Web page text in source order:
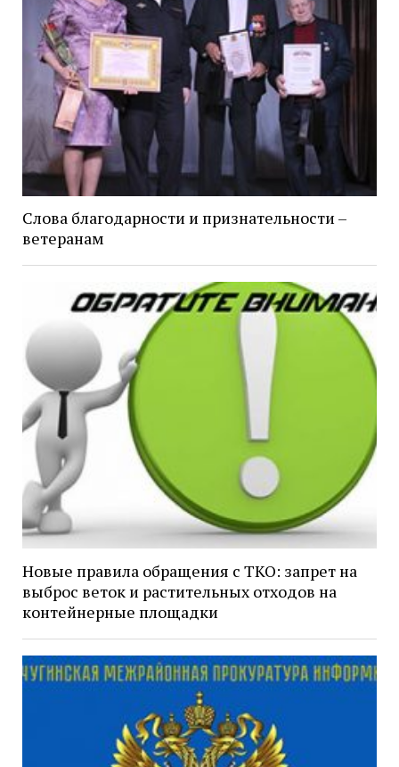
Слова благодарности и признательности –
ветеранам
Новые правила обращения с ТКО: запрет на
выброс веток и растительных отходов на
контейнерные площадки